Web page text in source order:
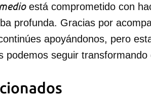
está comprometido con
profunda. Gracias por
apoyándonos, pero
podemos seguir transformando